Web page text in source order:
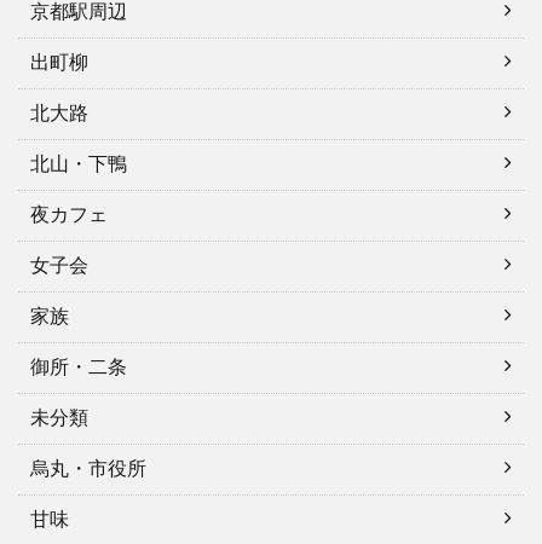
京都駅周辺
出町柳
北大路
北山・下鴨
夜カフェ
女子会
家族
御所・二条
未分類
烏丸・市役所
甘味